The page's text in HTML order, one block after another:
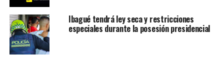
Ibagué tendrá ley seca y restricciones
especiales durante la posesión presidencial